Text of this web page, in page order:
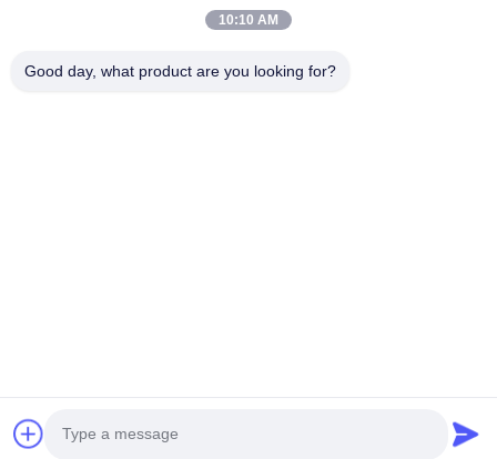
28 อุตสาหกรรมที่สอง Liu chong wei, Wanjiang, DongGuan,
86-769 -88125248
Copyright © 2021-2026 Dongguan Osmanuv Machinery Equipment Co., Ltd.
10:10 AM
Good day, what product are you looking for?